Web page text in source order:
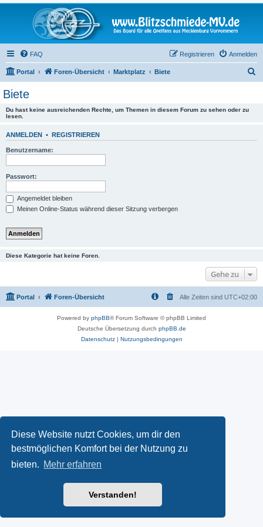
Diese Website nutzt Cookies, um dir den
bestmöglichen Komfort bei der Nutzung zu
bieten. Mehr erfahren
Verstanden!
FAQ Anmelden
Registrieren
Portal Foren-Übersicht Marktplatz Biete
Biete
Du hast keine ausreichenden Rechte, um Themen in diesem Forum zu sehen oder zu
lesen.
ANMELDEN • REGISTRIEREN
Benutzername:
Passwort:
Angemeldet bleiben
Meinen Online-Status während dieser Sitzung verbergen
Diese Kategorie hat keine Foren.
Gehe zu
Portal Foren-Übersicht Alle Zeiten sind UTC+02:00
Powered by phpBB® Forum Software © phpBB Limited
Deutsche Übersetzung durch phpBB.de
Datenschutz| Nutzungsbedingungen